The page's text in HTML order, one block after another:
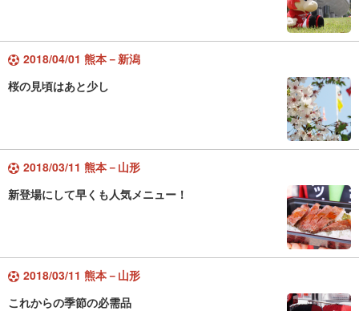
2018/04/01 熊本－新潟
桜の見頃はあと少し
2018/03/11 熊本－山形
新登場にして早くも人気メニュー！
2018/03/11 熊本－山形
これからの季節の必需品